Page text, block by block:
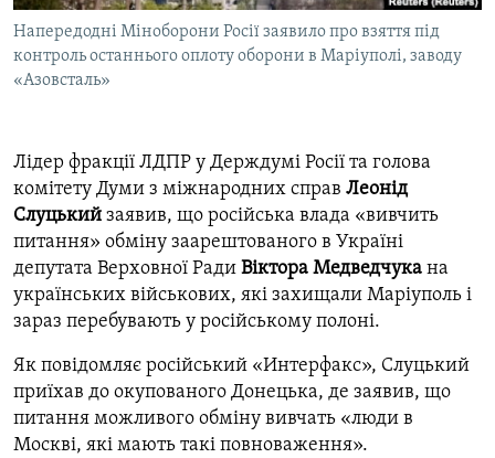
ІНФОГРАФІКА
ДОЛУЧАЙСЯ!
Напередодні Міноборони Росії заявило про взяття під
контроль останнього оплоту оборони в Маріуполі, заводу
«Азовсталь»
Лідер фракції ЛДПР у Держдумі Росії та голова
комітету Думи з міжнародних справ Леонід
Слуцький заявив, що російська влада «вивчить
питання» обміну заарештованого в Україні
депутата Верховної Ради Віктора Медведчука на
українських військових, які захищали Маріуполь і
зараз перебувають у російському полоні.
Як повідомляє російський «Интерфакс», Слуцький
приїхав до окупованого Донецька, де заявив, що
питання можливого обміну вивчать «люди в
Москві, які мають такі повноваження».